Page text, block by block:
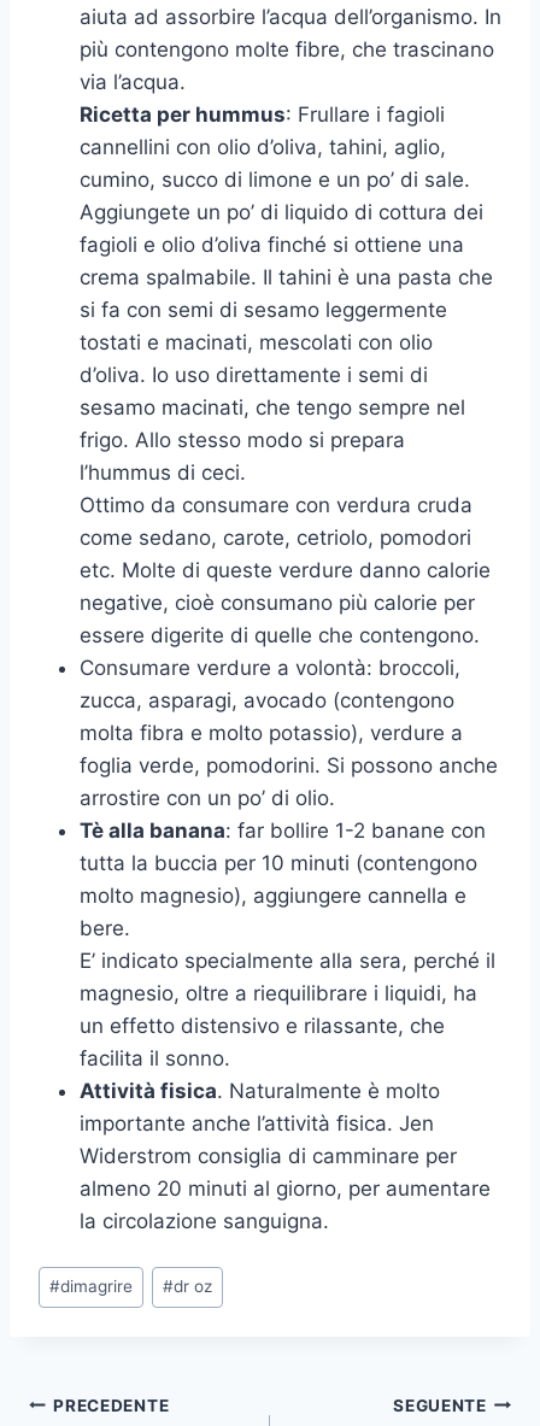
aiuta ad assorbire l’acqua dell’organismo. In
più contengono molte fibre, che trascinano
via l’acqua.
Ricetta per hummus: Frullare i fagioli
cannellini con olio d’oliva, tahini, aglio,
cumino, succo di limone e un po’ di sale.
Aggiungete un po’ di liquido di cottura dei
fagioli e olio d’oliva finché si ottiene una
crema spalmabile. Il tahini è una pasta che
si fa con semi di sesamo leggermente
tostati e macinati, mescolati con olio
d’oliva. Io uso direttamente i semi di
sesamo macinati, che tengo sempre nel
frigo. Allo stesso modo si prepara
l’hummus di ceci.
Ottimo da consumare con verdura cruda
come sedano, carote, cetriolo, pomodori
etc. Molte di queste verdure danno calorie
negative, cioè consumano più calorie per
essere digerite di quelle che contengono.
Consumare verdure a volontà: broccoli,
zucca, asparagi, avocado (contengono
molta fibra e molto potassio), verdure a
foglia verde, pomodorini. Si possono anche
arrostire con un po’ di olio.
Tè alla banana: far bollire 1-2 banane con
tutta la buccia per 10 minuti (contengono
molto magnesio), aggiungere cannella e
bere.
E’ indicato specialmente alla sera, perché il
magnesio, oltre a riequilibrare i liquidi, ha
un effetto distensivo e rilassante, che
facilita il sonno.
Attività fisica. Naturalmente è molto
importante anche l’attività fisica. Jen
Widerstrom consiglia di camminare per
almeno 20 minuti al giorno, per aumentare
la circolazione sanguigna.
Tag
articolo:
#dimagrire #dr oz
Navigazione
PRECEDENTE SEGUENTE